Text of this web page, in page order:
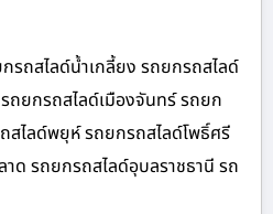
รถสไลด์น้ำเกลี้ยง รถยกรถสไลด์
ถยกรถสไลด์เมืองจันทร์ รถยก
ไลด์พยุห์ รถยกรถสไลด์โพธิ์ศรี
ด รถยกรถสไลด์อุบลราชธานี รถ